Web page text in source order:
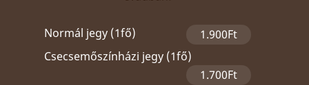
Normál jegy (1fő)
1.900Ft
Csecsemőszínházi jegy (1fő)
1.700Ft